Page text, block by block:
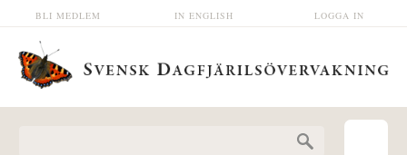
Hoppa till huvudinnehåll LOGGA IN
IN ENGLISH
BLI MEDLEM